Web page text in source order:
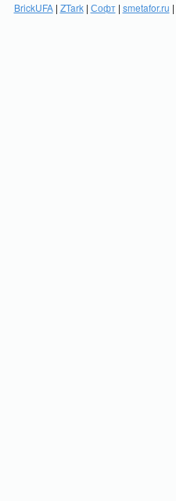
BrickUFA| ZTark| Софт| smetafor.ru |